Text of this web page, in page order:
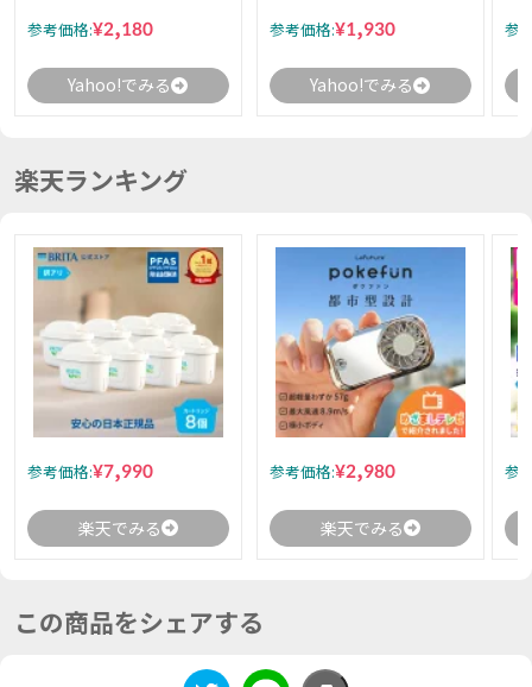
参考価格:¥2,180
Yahoo!でみる
参考価格:¥1,930
Yahoo!でみる
参
楽天ランキング
参考価格:¥7,990
楽天でみる
参考価格:¥2,980
楽天でみる
参
この商品をシェアする